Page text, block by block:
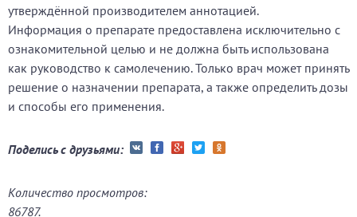
утверждённой производителем аннотацией.
Информация о препарате предоставлена исключительно с
ознакомительной целью и не должна быть использована
как руководство к самолечению. Только врач может принять
решение о назначении препарата, а также определить дозы
и способы его применения.
Поделись с друзьями:
Количество просмотров:
86787.